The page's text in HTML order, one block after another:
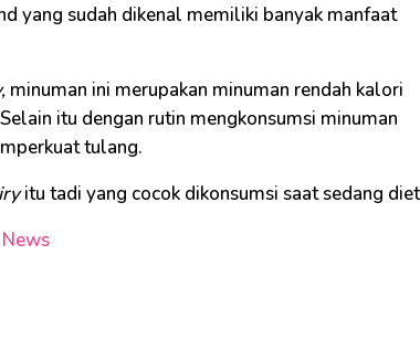
yang sudah dikenal memiliki banyak manfaat
minuman ini merupakan minuman rendah kalori
itu dengan rutin mengkonsumsi minuman
tulang.
itu tadi yang cocok dikonsumsi saat sedang